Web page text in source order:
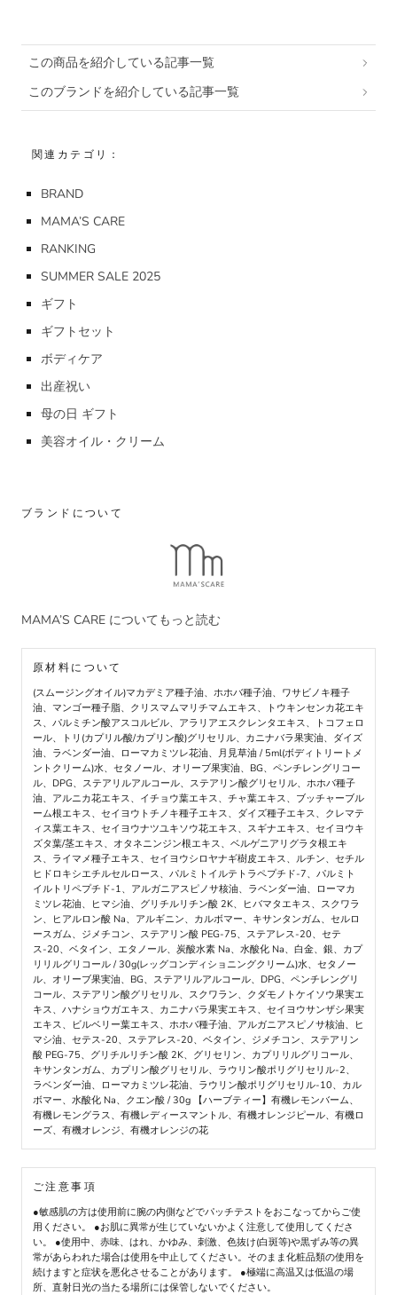
この商品を紹介している記事一覧
このブランドを紹介している記事一覧
関連カテゴリ：
BRAND
MAMA’S CARE
RANKING
SUMMER SALE 2025
ギフト
ギフトセット
ボディケア
出産祝い
母の日 ギフト
美容オイル・クリーム
ブランドについて
MAMA’S CARE についてもっと読む
原材料について
(スムージングオイル)マカデミア種子油、ホホバ種子油、ワサビノキ種子
油、マンゴー種子脂、クリスマムマリチマムエキス、トウキンセンカ花エキ
ス、パルミチン酸アスコルビル、アラリアエスクレンタエキス、トコフェロ
ール、トリ(カプリル酸/カプリン酸)グリセリル、カニナバラ果実油、ダイズ
油、ラベンダー油、ローマカミツレ花油、月見草油 / 5ml(ボディトリートメ
ントクリーム)水、セタノール、オリーブ果実油、BG、ペンチレングリコー
ル、DPG、ステアリルアルコール、ステアリン酸グリセリル、ホホバ種子
油、アルニカ花エキス、イチョウ葉エキス、チャ葉エキス、ブッチャーブル
ーム根エキス、セイヨウトチノキ種子エキス、ダイズ種子エキス、クレマテ
ィス葉エキス、セイヨウナツユキソウ花エキス、スギナエキス、セイヨウキ
ズタ葉/茎エキス、オタネニンジン根エキス、ベルゲニアリグラタ根エキ
ス、ライマメ種子エキス、セイヨウシロヤナギ樹皮エキス、ルチン、セチル
ヒドロキシエチルセルロース、パルミトイルテトラペプチド-7、パルミト
イルトリペプチド-1、アルガニアスピノサ核油、ラベンダー油、ローマカ
ミツレ花油、ヒマシ油、グリチルリチン酸 2K、ヒバマタエキス、スクワラ
ン、ヒアルロン酸 Na、アルギニン、カルボマー、キサンタンガム、セルロ
ースガム、ジメチコン、ステアリン酸 PEG-75、ステアレス-20、セテ
ス-20、ベタイン、エタノール、炭酸水素 Na、水酸化 Na、白金、銀、カプ
リリルグリコール / 30g(レッグコンディショニングクリーム)水、セタノー
ル、オリーブ果実油、BG、ステアリルアルコール、DPG、ペンチレングリ
コール、ステアリン酸グリセリル、スクワラン、クダモノトケイソウ果実エ
キス、ハナショウガエキス、カニナバラ果実エキス、セイヨウサンザシ果実
エキス、ビルベリー葉エキス、ホホバ種子油、アルガニアスピノサ核油、ヒ
マシ油、セテス-20、ステアレス-20、ベタイン、ジメチコン、ステアリン
酸 PEG-75、グリチルリチン酸 2K、グリセリン、カプリリルグリコール、
キサンタンガム、カプリン酸グリセリル、ラウリン酸ポリグリセリル-2、
ラベンダー油、ローマカミツレ花油、ラウリン酸ポリグリセリル-10、カル
ボマー、水酸化 Na、クエン酸 / 30g 【ハーブティー】有機レモンバーム、
有機レモングラス、有機レディースマントル、有機オレンジピール、有機ロ
ーズ、有機オレンジ、有機オレンジの花
ご注意事項
●敏感肌の方は使用前に腕の内側などでパッチテストをおこなってからご使
用ください。 ●お肌に異常が生じていないかよく注意して使用してくださ
い。 ●使用中、赤味、はれ、かゆみ、刺激、色抜け(白斑等)や黒ずみ等の異
常があらわれた場合は使用を中止してください。そのまま化粧品類の使用を
続けますと症状を悪化させることがあります。 ●極端に高温又は低温の場
所、直射日光の当たる場所には保管しないでください。